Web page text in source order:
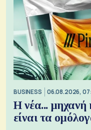
BUSINESS 06.08.2026,
Η νέα... μηχανή
είναι τα